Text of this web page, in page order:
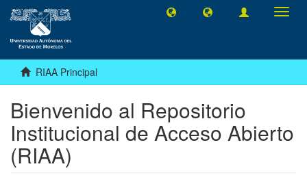
RIAA Principal
Bienvenido al Repositorio
Institucional de Acceso Abierto
(RIAA)